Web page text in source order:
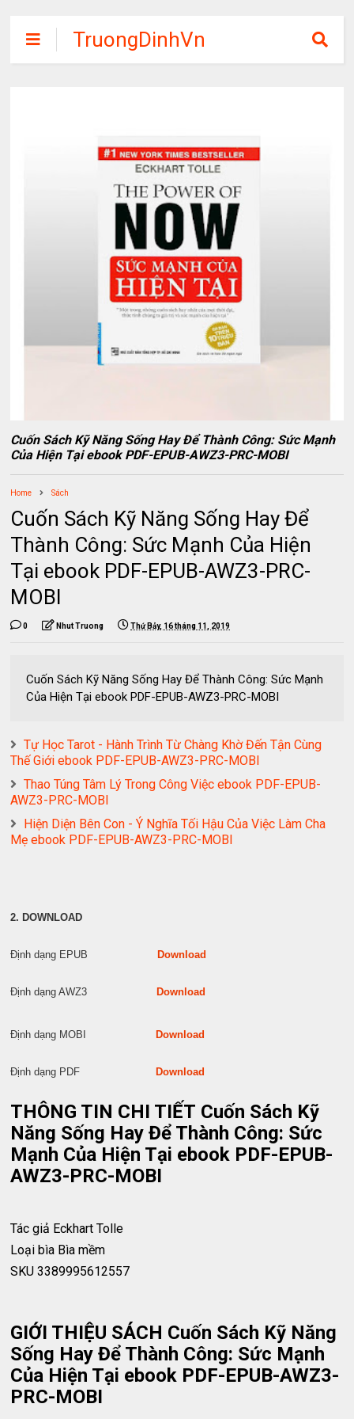
TruongDinhVn
Chia sẽ ebook,
Cuốn Sách Kỹ Năng Sống Hay Để Thành Công: Sức Mạnh
Của Hiện Tại ebook PDF-EPUB-AWZ3-PRC-MOBI
Home Sách
Cuốn Sách Kỹ Năng Sống Hay Để
Thành Công: Sức Mạnh Của Hiện
Tại ebook PDF-EPUB-AWZ3-PRC-
MOBI
0 Nhut Truong Thứ Bảy, 16 tháng 11, 2019
Cuốn Sách Kỹ Năng Sống Hay Để Thành Công: Sức Mạnh
Của Hiện Tại ebook PDF-EPUB-AWZ3-PRC-MOBI
Tự Học Tarot - Hành Trình Từ Chàng Khờ Đến Tận Cùng
Thế Giới ebook PDF-EPUB-AWZ3-PRC-MOBI
Thao Túng Tâm Lý Trong Công Việc ebook PDF-EPUB-
AWZ3-PRC-MOBI
Hiện Diện Bên Con - Ý Nghĩa Tối Hậu Của Việc Làm Cha
Mẹ ebook PDF-EPUB-AWZ3-PRC-MOBI
2. DOWNLOAD
Định dạng EPUB Download
Định dạng AWZ3 Download
Định dạng MOBI Download
Định dạng PDF Download
THÔNG TIN CHI TIẾT Cuốn Sách Kỹ
Năng Sống Hay Để Thành Công: Sức
Mạnh Của Hiện Tại ebook PDF-EPUB-
AWZ3-PRC-MOBI
Tác giả Eckhart Tolle
Loại bìa Bìa mềm
SKU 3389995612557
GIỚI THIỆU SÁCH Cuốn Sách Kỹ Năng
Sống Hay Để Thành Công: Sức Mạnh
Của Hiện Tại ebook PDF-EPUB-AWZ3-
PRC-MOBI